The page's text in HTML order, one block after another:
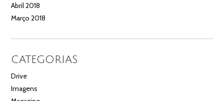
Abril 2018
Março 2018
CATEGORIAS
Drive
Imagens